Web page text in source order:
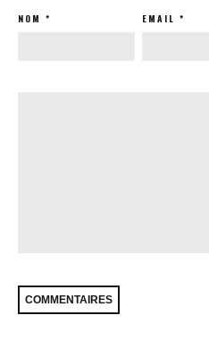
NOM * EMAIL *